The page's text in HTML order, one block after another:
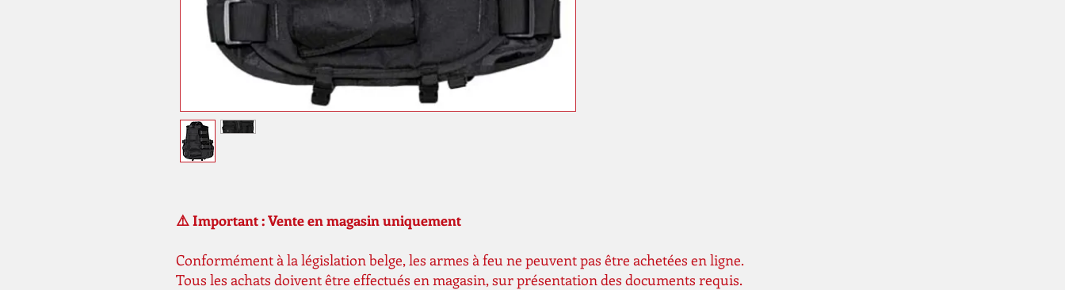
⚠️ Important : Vente en magasin uniquement
Conformément à la législation belge, les armes à feu ne peuvent pas être achetées en ligne.
Tous les achats doivent être effectués en magasin, sur présentation des documents requis.